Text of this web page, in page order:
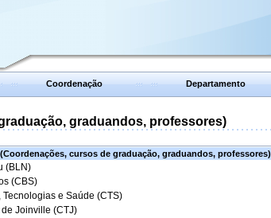
Coordenação Departamento
graduandos, professores)
cursos de graduação, graduandos, professores)
(BLN)
(CBS)
e Saúde (CTS)
Joinville (CTJ)